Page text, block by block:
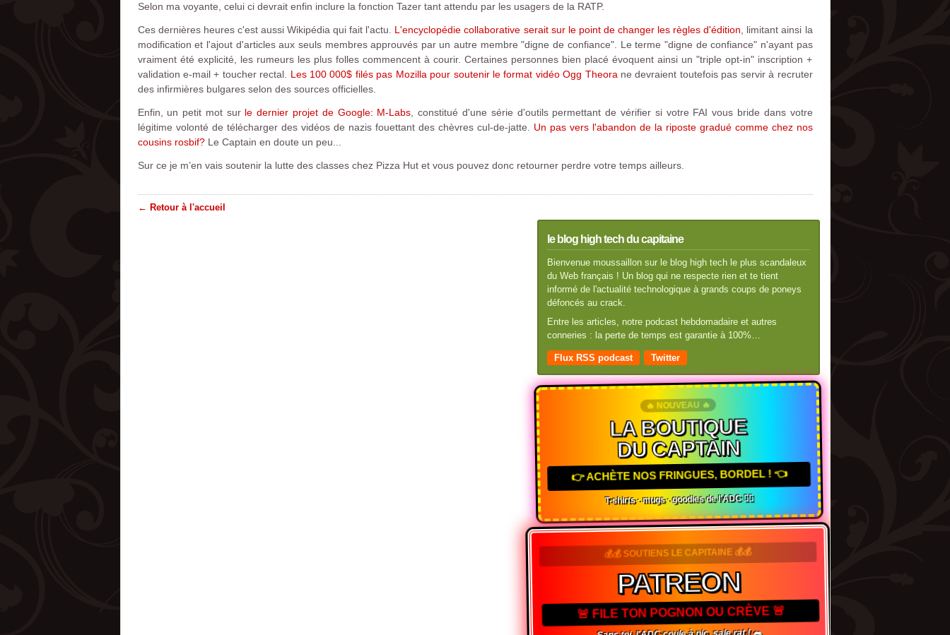
Selon ma voyante, celui ci devrait enfin inclure la fonction Tazer tant attendu par les usagers de la RATP.
Ces dernières heures c'est aussi Wikipédia qui fait l'actu. L'encyclopédie collaborative serait sur le point de changer les règles d'édition , limitant ainsi la
modification et l'ajout d'articles aux seuls membres approuvés par un autre membre "digne de confiance". Le terme "digne de confiance" n'ayant pas
vraiment été explicité, les rumeurs les plus folles commencent à courir. Certaines personnes bien placé évoquent ainsi un "triple opt-in" inscription +
validation e-mail + toucher rectal. Les 100 000$ filés pas Mozilla pour soutenir le format vidéo Ogg Theora ne devraient toutefois pas servir à recruter
des infirmières bulgares selon des sources officielles.
Enfin, un petit mot sur le dernier projet de Google: M-Labs , constitué d'une série d'outils permettant de vérifier si votre FAI vous bride dans votre
légitime volonté de télécharger des vidéos de nazis fouettant des chèvres cul-de-jatte. Un pas vers l'abandon de la riposte gradué comme chez nos
cousins rosbif?Le Captain en doute un peu...
Sur ce je m’en vais soutenir la lutte des classes chez Pizza Hut et vous pouvez donc retourner perdre votre temps ailleurs.
← Retour à l'accueil
le blog high tech du capitaine
Bienvenue moussaillon sur le blog high tech le plus scandaleux
du Web français ! Un blog qui ne respecte rien et te tient
informé de l'actualité technologique à grands coups de poneys
défoncés au crack.
Entre les articles, notre podcast hebdomadaire et autres
conneries : la perte de temps est garantie à 100%…
Flux RSS podcast Twitter
🔥 NOUVEAU 🔥
LA BOUTIQUE
DU CAPTAIN
👉 ACHÈTE NOS FRINGUES, BORDEL ! 👈
T-shirts · mugs · goodies de l'ADC 🏴‍☠️
💰💰 SOUTIENS LE CAPITAINE 💰💰
PATREON
🚨 FILE TON POGNON OU CRÈVE 🚨